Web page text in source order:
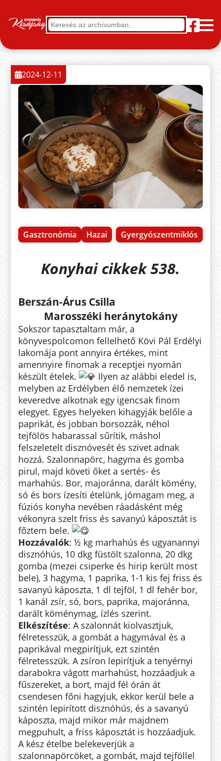
Gasztronómia Hazai Gyergyószentmiklós
2024-12-11
Konyhai cikkek 538.
Berszán-Árus Csilla
Marosszéki heránytokány
Sokszor tapasztaltam már, a
könyvespolcomon fellelhető Kövi Pál Erdélyi
lakomája pont annyira értékes, mint
amennyire finomak a receptjei nyomán
készült ételek.
Ilyen az alábbi eledel is,
melyben az Erdélyben élő nemzetek ízei
keveredve alkotnak egy igencsak finom
elegyet. Egyes helyeken kihagyják belőle a
paprikát, és jobban borsozzák, néhol
tejfölös habarassal sűrítik, máshol
felszeletelt disznóvesét és szivet adnak
hozzá. Szalonnapörc, hagyma és gomba
pirul, majd követi őket a sertés- és
marhahús. Bor, majoránna, darált kömény,
só és bors ízesíti ételünk, jómagam meg, a
fúziós konyha nevében ráadásként még
vékonyra szelt friss és savanyú káposztát is
főztem bele.
Hozzávalók: ½ kg marhahús és ugyanannyi
disznóhús, 10 dkg füstölt szalonna, 20 dkg
gomba (mezei csiperke és hirip került most
bele), 3 hagyma, 1 paprika, 1-1 kis fej friss és
savanyú káposzta, 1 dl tejföl, 1 dl fehér bor,
1 kanál zsír, só, bors, paprika, majoránna,
darált köménymag, ízlés szerint.
Elkészítése: A szalonnát kiolvasztjuk,
félretesszük, a gombát a hagymával és a
paprikával megpirítjuk, ezt szintén
félretesszük. A zsíron lepirítjuk a tenyérnyi
darabokra vágott marhahúst, hozzáadjuk a
fűszereket, a bort, majd fél órán át
csendesen főni hagyjuk, ekkor kerül bele a
szintén lepirított disznóhús, és a savanyú
káposzta, majd mikor már majdnem
megpuhult, a friss káposztát is hozzáadjuk.
A kész ételbe belekeverjük a
szalonnapörcöket, a gombát, majd tejföllel